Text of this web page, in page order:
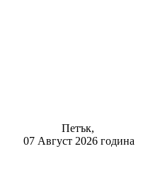
Петък,
07 Август 2026 година